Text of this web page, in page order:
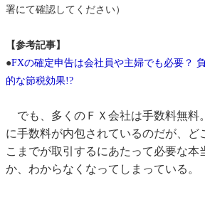
署にて確認してください）
【参考記事】
●FXの確定申告は会社員や主婦でも必要？
的な節税効果!?
でも、多くのＦＸ会社は手数料無料
に手数料が内包されているのだが、ど
こまでが取引するにあたって必要な本
か、わからなくなってしまっている。